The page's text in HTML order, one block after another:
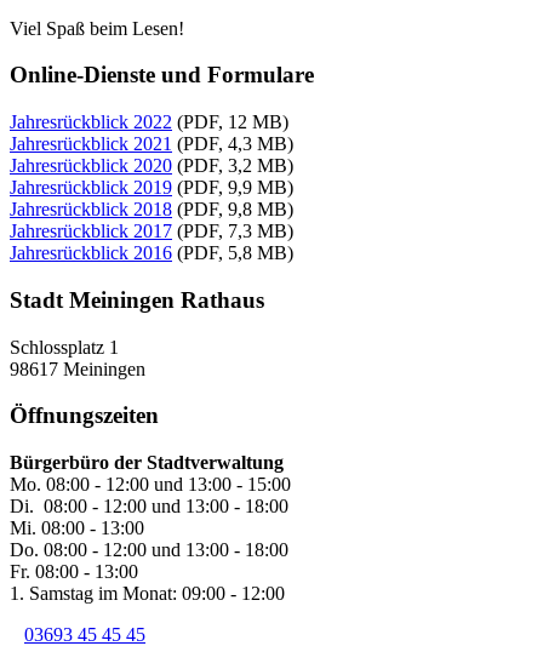
Viel Spaß beim Lesen!
Online-Dienste und Formulare
Jahresrückblick 2022 (PDF, 12 MB)
Jahresrückblick 2021 (PDF, 4,3 MB)
Jahresrückblick 2020 (PDF, 3,2 MB)
Jahresrückblick 2019 (PDF, 9,9 MB)
Jahresrückblick 2018 (PDF, 9,8 MB)
Jahresrückblick 2017 (PDF, 7,3 MB)
Jahresrückblick 2016 (PDF, 5,8 MB)
Stadt Meiningen Rathaus
Schlossplatz 1
98617 Meiningen
Öffnungszeiten
Bürgerbüro der Stadtverwaltung
Mo. 08:00 - 12:00 und 13:00 - 15:00
Di. 08:00 - 12:00 und 13:00 - 18:00
Mi. 08:00 - 13:00
Do. 08:00 - 12:00 und 13:00 - 18:00
Fr. 08:00 - 13:00
1. Samstag im Monat: 09:00 - 12:00
03693 45 45 45